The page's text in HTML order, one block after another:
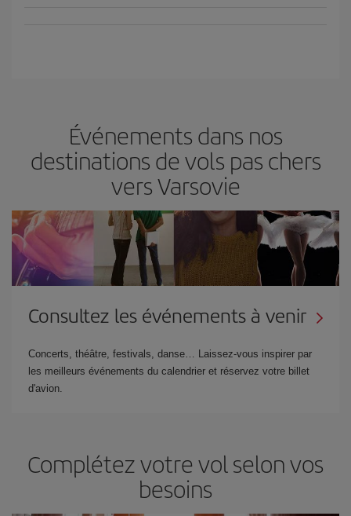
Événements dans nos
destinations de vols pas chers
vers Varsovie
Consultez les événements à venir
Concerts, théâtre, festivals, danse… Laissez-vous inspirer par
les meilleurs événements du calendrier et réservez votre billet
d'avion.
Complétez votre vol selon vos
besoins